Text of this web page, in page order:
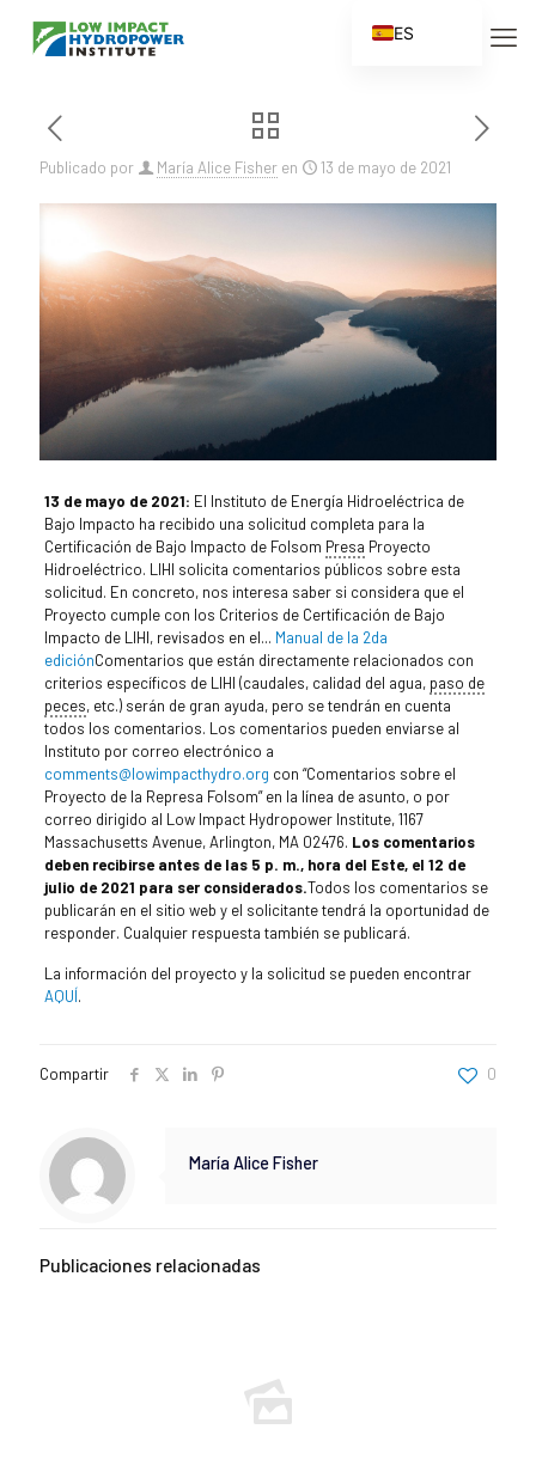
Publicado por María Alice Fisher en 13 de mayo de 2021
13 de mayo de 2021: El Instituto de Energía Hidroeléctrica de
Bajo Impacto ha recibido una solicitud completa para la
Certificación de Bajo Impacto de Folsom Presa Proyecto
Hidroeléctrico. LIHI solicita comentarios públicos sobre esta
solicitud. En concreto, nos interesa saber si considera que el
Proyecto cumple con los Criterios de Certificación de Bajo
Impacto de LIHI, revisados en el... Manual de la 2da
ediciónComentarios que están directamente relacionados con
criterios específicos de LIHI (caudales, calidad del agua, paso de
peces, etc.) serán de gran ayuda, pero se tendrán en cuenta
todos los comentarios. Los comentarios pueden enviarse al
Instituto por correo electrónico a
comments@lowimpacthydro.org con “Comentarios sobre el
Proyecto de la Represa Folsom” en la línea de asunto, o por
correo dirigido al Low Impact Hydropower Institute, 1167
Massachusetts Avenue, Arlington, MA 02476. Los comentarios
deben recibirse antes de las 5 p. m., hora del Este, el 12 de
julio de 2021 para ser considerados.Todos los comentarios se
publicarán en el sitio web y el solicitante tendrá la oportunidad de
responder. Cualquier respuesta también se publicará.
La información del proyecto y la solicitud se pueden encontrar
AQUÍ.
Compartir 0
María Alice Fisher
Publicaciones relacionadas
ES